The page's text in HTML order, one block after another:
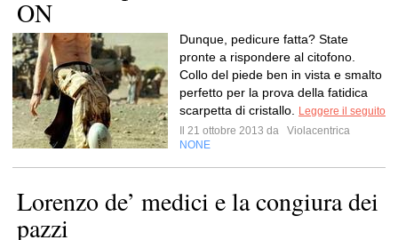
ON
Dunque, pedicure fatta? State
pronte a rispondere al citofono.
Collo del piede ben in vista e smalto
perfetto per la prova della fatidica
scarpetta di cristallo.
Leggere il seguito
Il 21 ottobre 2013 da
Violacentrica
NONE
Lorenzo de’ medici e la congiura dei
pazzi